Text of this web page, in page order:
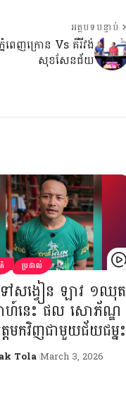
អត្ថបទបន្ទាប់
នំពេញក្រោន Vs គីរីវង់
សុខសែនជ័យ
ប្រដាល់
ៅសង្វៀន ឡាវ ១ឈុត
ហ៍នេះ ផល សោភ័ណ្ឌ
តមកវិញជាមួយជ័យជម្នះ
Tola March 3, 2026